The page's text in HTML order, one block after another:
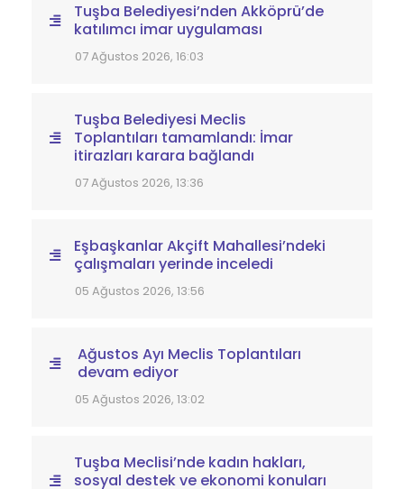
Tuşba Belediyesi’nden Akköprü’de
katılımcı imar uygulaması
07 Ağustos 2026, 16:03
Tuşba Belediyesi Meclis
Toplantıları tamamlandı: İmar
itirazları karara bağlandı
07 Ağustos 2026, 13:36
Eşbaşkanlar Akçift Mahallesi’ndeki
çalışmaları yerinde inceledi
05 Ağustos 2026, 13:56
Ağustos Ayı Meclis Toplantıları
devam ediyor
05 Ağustos 2026, 13:02
Tuşba Meclisi’nde kadın hakları,
sosyal destek ve ekonomi konuları